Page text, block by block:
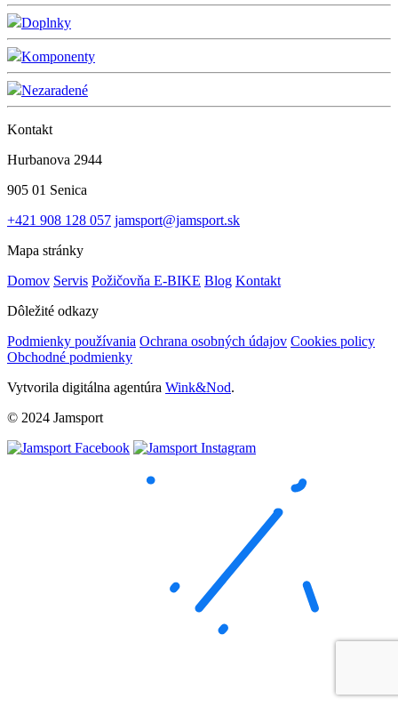
Doplnky
Komponenty
Nezaradené
Kontakt
Hurbanova 2944
905 01 Senica
+421 908 128 057 jamsport@jamsport.sk
Mapa stránky
Domov Servis Požičovňa E-BIKE Blog Kontakt
Dôležité odkazy
Podmienky používania Ochrana osobných údajov Cookies policy
Obchodné podmienky
Vytvorila digitálna agentúra Wink&Nod.
© 2024 Jamsport